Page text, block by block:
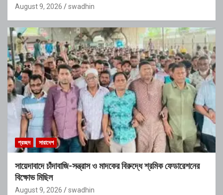
August 9, 2026 swadhin
প্রচ্ছদ সারাদেশ
সায়েদাবাদে চাঁদাবাজি-সন্ত্রাস ও মাদকের বিরুদ্ধে শ্রমিক ফেডারেশনের
বিক্ষোভ মিছিল
August 9, 2026 swadhin